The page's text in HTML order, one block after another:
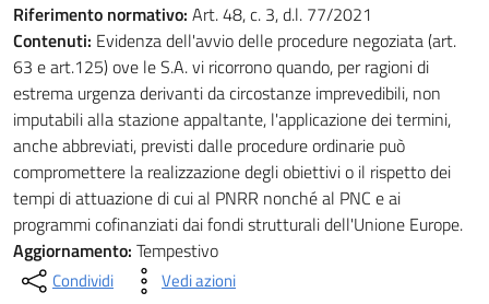
Riferimento normativo: Art. 48, c. 3, d.l. 77/2021
Contenuti: Evidenza dell'avvio delle procedure negoziata (art.
63 e art.125) ove le S.A. vi ricorrono quando, per ragioni di
estrema urgenza derivanti da circostanze imprevedibili, non
imputabili alla stazione appaltante, l'applicazione dei termini,
anche abbreviati, previsti dalle procedure ordinarie può
compromettere la realizzazione degli obiettivi o il rispetto dei
tempi di attuazione di cui al PNRR nonché al PNC e ai
programmi cofinanziati dai fondi strutturali dell'Unione Europe.
Aggiornamento: Tempestivo
Condividi Vedi azioni